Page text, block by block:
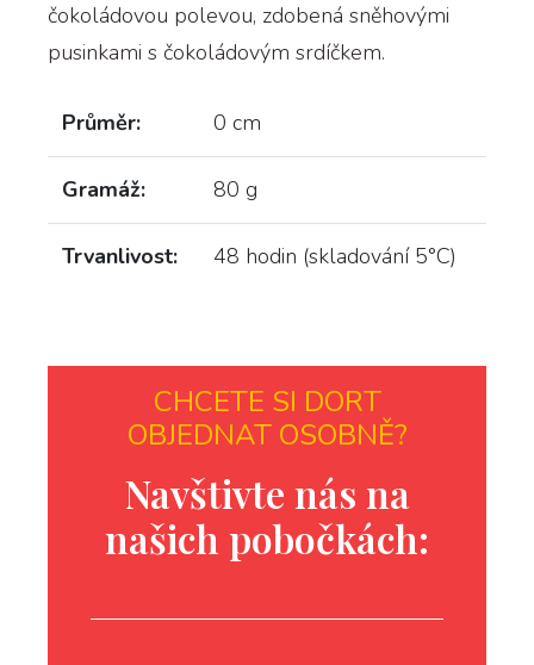
čokoládovou polevou, zdobená sněhovými
pusinkami s čokoládovým srdíčkem.
Průměr: 0 cm
Gramáž: 80 g
Trvanlivost: 48 hodin (skladování 5°C)
CHCETE SI DORT
OBJEDNAT OSOBNĚ?
Navštivte nás na
našich pobočkách: